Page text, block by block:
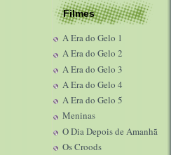
Filmes
A Era do Gelo 1
A Era do Gelo 2
A Era do Gelo 3
A Era do Gelo 4
A Era do Gelo 5
Meninas
O Dia Depois de Amanhã
Os Croods